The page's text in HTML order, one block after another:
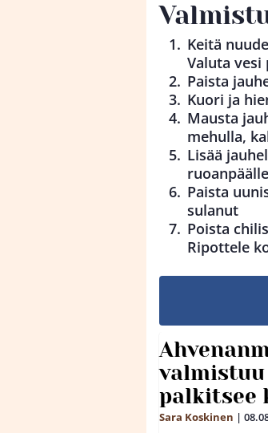
Keitä
Valuta
Paista
Kuori ja
Mausta
mehulla,
Lisää
Paista
sulanut
Poista
Ripottele
palkitsee
Sara Koskinen |